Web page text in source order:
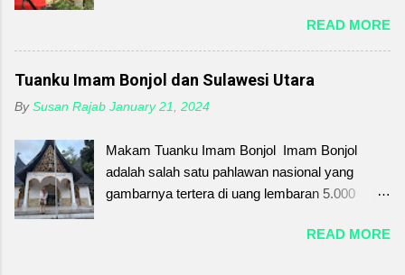
melainkan merawat kenangan, menghargai
leluhur, serta menanamkan kebanggaan budaya
pada anak cucu. Mari kita jaga warisan ini.
Karena melalui sepiring tape uli, kita belajar
sederhana, dari meja makan keluarga, hingga
ke hati yang penuh kasih. Order Tape Uli:
08527...
(SECABA) Rindam XIII/Merdeka Amurang
Kabupaten Minahasa Selatan Sulawesi Utara
pada Senin, 29 Januari 2024. Tari Katrili berasal
dari Sulawesi Utara yang merupakan perpaduan
budaya Minahasa dan Eropa. Secara etimologi
. Pada abad ke-18 dan ke-19 tari Quadrille
sangat populer di Inggris dan Prancis. Tari ini
kemudian di adaptasi oleh masyarakat
Tari ini biasanya dipentaskan oleh muda mudi
READ MORE
Tuanku Imam Bonjol dan Sulawesi Utara
By Susan Rajab January 21, 2024
Makam Tuanku Imam Bonjol Imam Bonjol
adalah salah satu pahlawan nasional yang
gambarnya tertera di uang lembaran 5.000
Beliau adalah pahlawan nasional yang berasal
READ MORE